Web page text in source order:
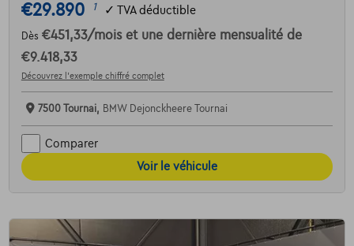
€29.890 1 ✓ TVA déductible
Dès €451,33/mois et une dernière mensualité de
€9.418,33
Découvrez l’exemple chiffré complet
7500 Tournai, BMW Dejonckheere Tournai
Comparer
Voir le véhicule